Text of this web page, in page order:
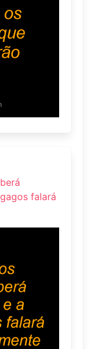
falará